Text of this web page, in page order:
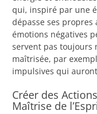
qui, inspiré par une
dépasse ses propres
émotions négatives
servent pas toujours
maîtrisée, par
impulsives qui
Créer des
Maîtrise de